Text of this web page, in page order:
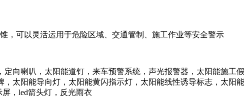
，可以灵活运用于危险区域、交通管制、施工作业等安全警示
向喇叭，太阳能道钉，来车预警系统，声光报警器，太阳能施工
太阳能导向灯，太阳能黄闪指示灯，太阳能线性诱导标志，太阳
，led箭头灯，反光雨衣